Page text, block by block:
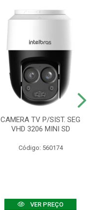
CAMERA TV P/SIST. SEG
VHD 3206 MINI SD
Código: 560174
VER PREÇO